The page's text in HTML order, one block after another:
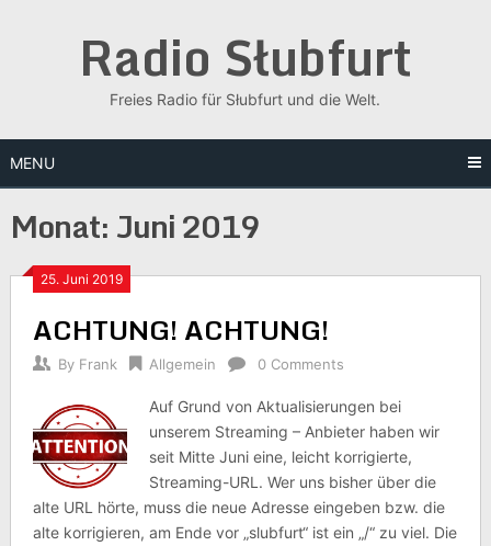
Radio Słubfurt
Freies Radio für Słubfurt und die Welt.
MENU
Monat:Juni 2019
25. Juni 2019
ACHTUNG! ACHTUNG!
By Frank Allgemein 0 Comments
Auf Grund von Aktualisierungen bei
unserem Streaming – Anbieter haben wir
seit Mitte Juni eine, leicht korrigierte,
Streaming-URL. Wer uns bisher über die
alte URL hörte, muss die neue Adresse eingeben bzw. die
alte korrigieren, am Ende vor „slubfurt“ ist ein „/“ zu viel. Die